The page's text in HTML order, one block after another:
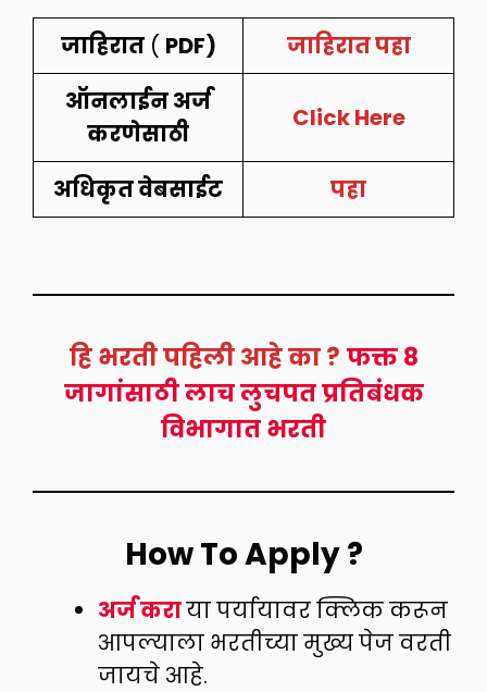
जाहिरात( PDF)
जाहिरात पहा
ऑनलाईन अर्ज
करणेसाठी
Click Here
अधिकृत वेबसाईट पहा
हि भरती पहिली आहे का ? फक्त 8
जागांसाठी लाच लुचपत प्रतिबंधक
विभागात भरती
How To Apply ?
अर्ज कराया पर्यायावर क्लिक करून
आपल्याला भरतीच्या मुख्य पेज वरती
जायचे आहे.